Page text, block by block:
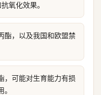
氧化效果。
酯，以及我国和欧盟禁
，可能对生育能力有损